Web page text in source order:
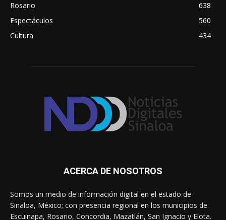
Rosario
638
Espectáculos
560
Cultura
434
ACERCA DE NOSOTROS
Somos un medio de información digital en el estado de
Sinaloa, México; con presencia regional en los municipios de
Escuinapa, Rosario, Concordia, Mazatlán, San Ignacio y Elota.